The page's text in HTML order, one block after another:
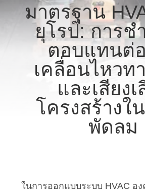
ทัวร์
โรงงาน
คุณภาพ
มาตรฐาน
ยุโรป: การชํ
ตอบแทนต่
เคลื่อนไหวท
และเสียงเ
โครงสร้างใ
พัดลม
ในการออกแบบระบบ HVAC อ